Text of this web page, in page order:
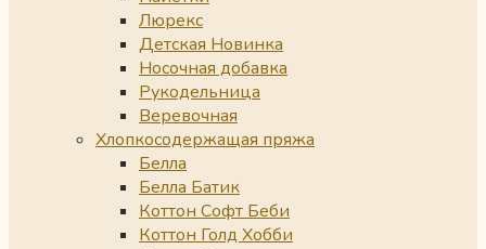
Люрекс
Детская Новинка
Носочная добавка
Рукодельница
Веревочная
Хлопкосодержащая пряжа
Белла
Белла Батик
Коттон Софт Беби
Коттон Голд Хобби